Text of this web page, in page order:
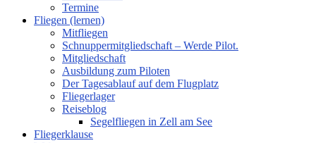
Termine
Fliegen (lernen)
Mitfliegen
Schnuppermitgliedschaft – Werde Pilot.
Mitgliedschaft
Ausbildung zum Piloten
Der Tagesablauf auf dem Flugplatz
Fliegerlager
Reiseblog
Segelfliegen in Zell am See
Fliegerklause